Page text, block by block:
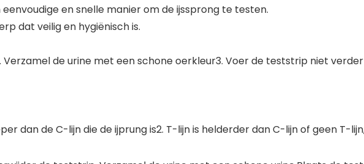
en snelle manier om de ijssprong te testen.
dat veilig en hygiënisch is.
Verzamel de urine met een schone oerkleur3. Voer de teststrip niet
dan de C-lijn die de ijprung is2. T-lijn is helderder dan C-lijn of geen T-